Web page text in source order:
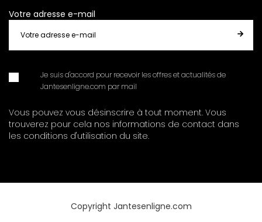
Votre adresse e-mail
Je suis d'accord pour recevoir les offres et actualités de
Jantesenligne.com par mail
Vous pouvez vous désinscrire à tout moment. Vous
trouverez pour cela nos informations de contact dans
les conditions d'utilisation du site.
Copyright Jantesenligne.com